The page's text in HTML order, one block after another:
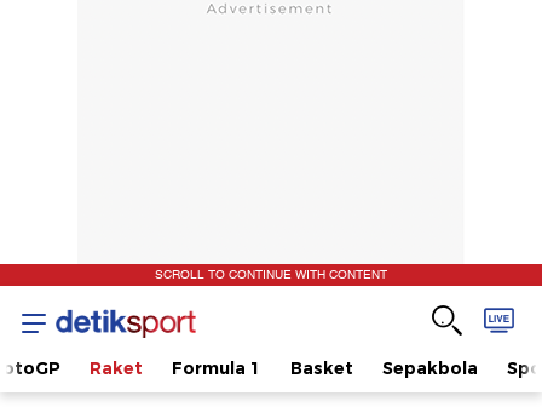
SCROLL TO CONTINUE WITH CONTENT
Raket Formula 1 Basket Sepakbola